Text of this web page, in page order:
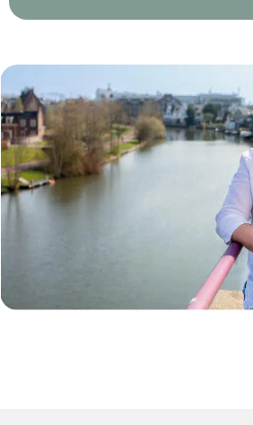
ongemak. Hoe is jouw stress-
juiste manier reguleert?
fysieke reacties, komen we veel
hoe je het efficiënter kunt doen.